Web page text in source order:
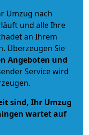
Umzug nach
und alle Ihre
an Ihrem
Überzeugen Sie
Angeboten und
Service wird
sind, Ihr Umzug
wartet auf